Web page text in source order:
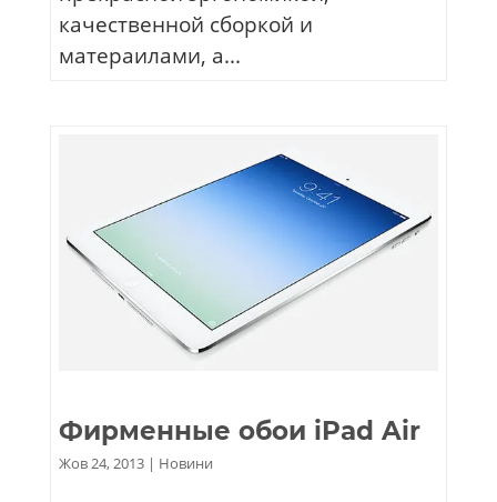
качественной сборкой и
матераилами, а...
Фирменные обои iPad Air
Жов 24, 2013| Новини